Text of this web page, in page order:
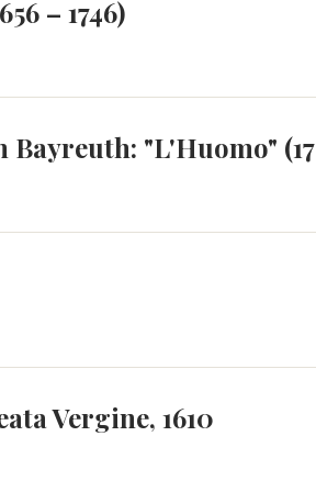
– 1746)
"L'Huomo"
Vergine, 1610